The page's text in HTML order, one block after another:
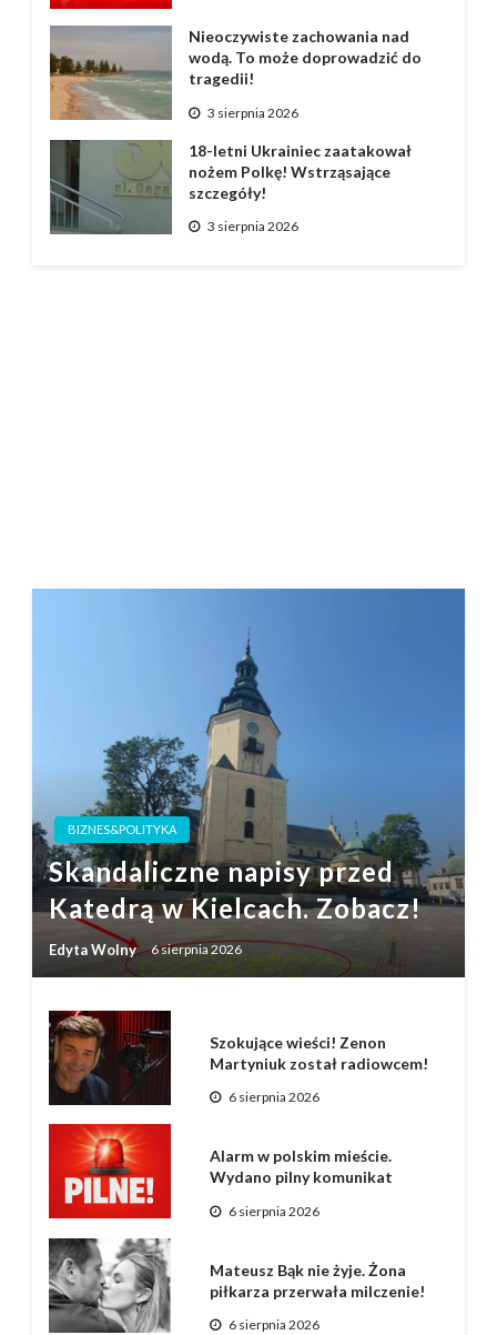
Nieoczywiste zachowania nad
wodą. To może doprowadzić do
tragedii!
3 sierpnia 2026
18-letni Ukrainiec zaatakował
nożem Polkę! Wstrząsające
szczegóły!
3 sierpnia 2026
BIZNES&POLITYKA
Skandaliczne napisy przed
Katedrą w Kielcach. Zobacz!
Edyta Wolny 6 sierpnia 2026
Szokujące wieści! Zenon
Martyniuk został radiowcem!
6 sierpnia 2026
Alarm w polskim mieście.
Wydano pilny komunikat
6 sierpnia 2026
Mateusz Bąk nie żyje. Żona
piłkarza przerwała milczenie!
6 sierpnia 2026